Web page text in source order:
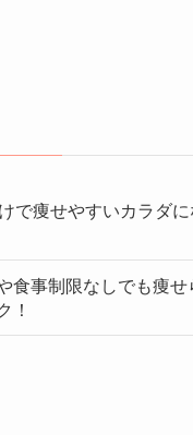
で痩せやすいカラダ
食事制限なしでも痩せ
！